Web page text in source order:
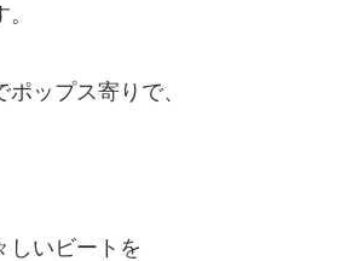
ップス寄りで、
しいビートを